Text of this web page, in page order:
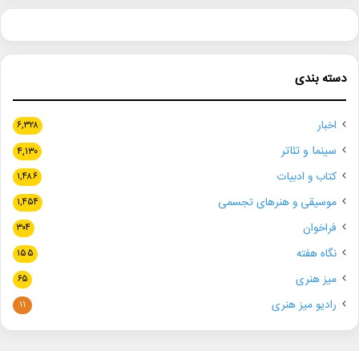
دسته بندی
اخبار ۶,۳۲۸
سینما و تئاتر ۴,۱۳۰
کتاب و ادبیات ۱,۴۸۶
موسیقی و هنرهای تجسمی ۱,۴۵۴
فراخوان ۳۰۴
نگاه هفته ۱۵۵
میز هنری ۶۵
رادیو میز هنری ۱۱